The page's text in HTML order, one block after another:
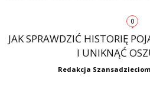
0
JAK SPRAWDZIĆ HISTORIĘ
I UNIKNĄĆ
Redakcja